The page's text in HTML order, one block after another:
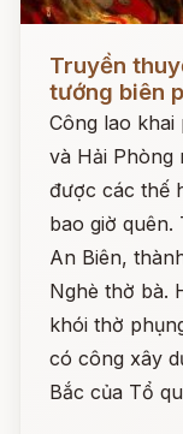
Đọc ngay
Truyền
tướng biên
Công lao
và Hải Phòng
được các thế
bao giờ quên.
An Biên,
Nghè thờ bà.
khói thờ
có công xây
Bắc của Tổ